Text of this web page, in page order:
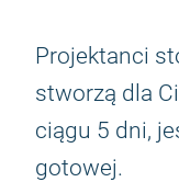
Projektanci
stworzą dla
ciągu 5 dni,
gotowej.